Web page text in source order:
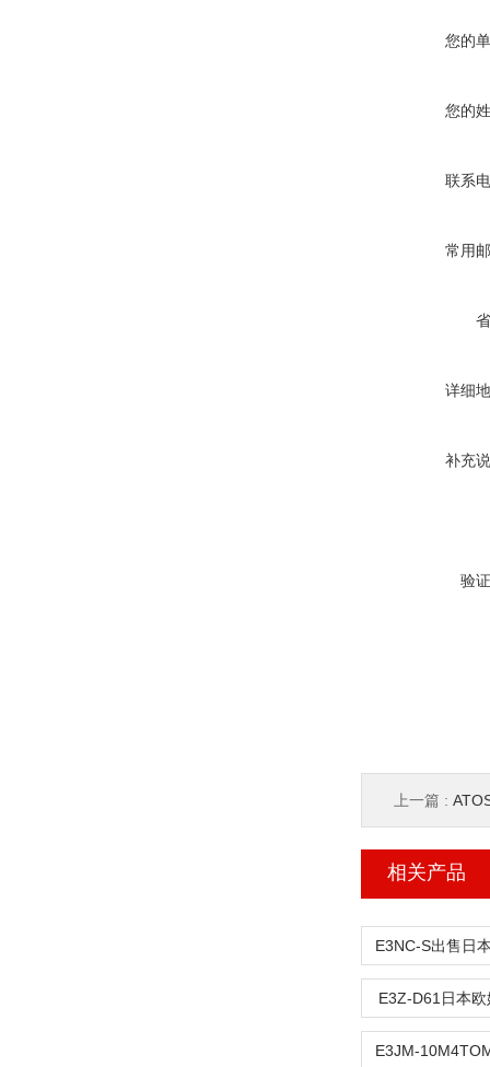
您的
您的
联系
常用
详细
补充
验
上一篇 :
相关产品
E3Z-D61日本